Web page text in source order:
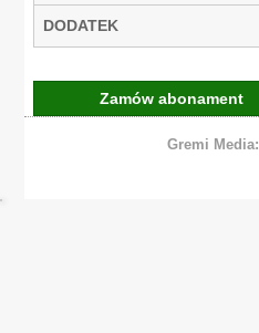
DODATEK
Zamów abonament
Gremi Media: